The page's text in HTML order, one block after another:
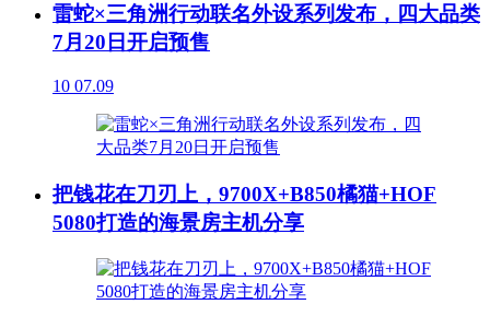
雷蛇×三角洲行动联名外设系列发布，四大品类
7月20日开启预售
10 07.09
把钱花在刀刃上，9700X+B850橘猫+HOF
5080打造的海景房主机分享